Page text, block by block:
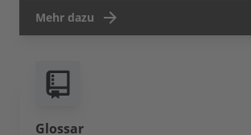
Mehr dazu
Glossar